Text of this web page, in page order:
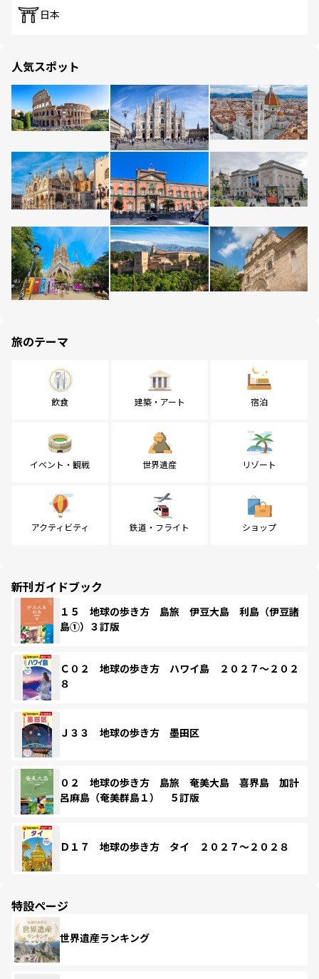
日本
人気スポット
旅のテーマ
飲食 建築・アート 宿泊
イベント・観戦 世界遺産 リゾート
アクティビティ 鉄道・フライト ショップ
新刊ガイドブック
１５ 地球の歩き方 島旅 伊豆大島 利島（伊豆諸
島①）３訂版
Ｃ０２ 地球の歩き方 ハワイ島 ２０２７～２０２
８
Ｊ３３ 地球の歩き方 墨田区
０２ 地球の歩き方 島旅 奄美大島 喜界島 加計
呂麻島（奄美群島１） ５訂版
Ｄ１７ 地球の歩き方 タイ ２０２７～２０２８
特設ページ
世界遺産ランキング